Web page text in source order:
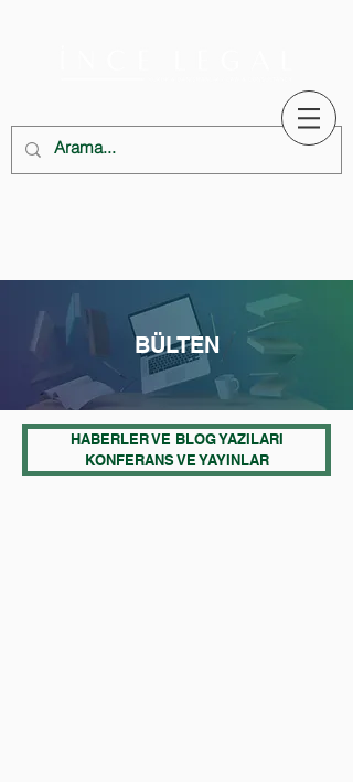
BÜLTEN
HABERLER VE BLOG YAZILARI
KONFERANS VE YAYINLAR